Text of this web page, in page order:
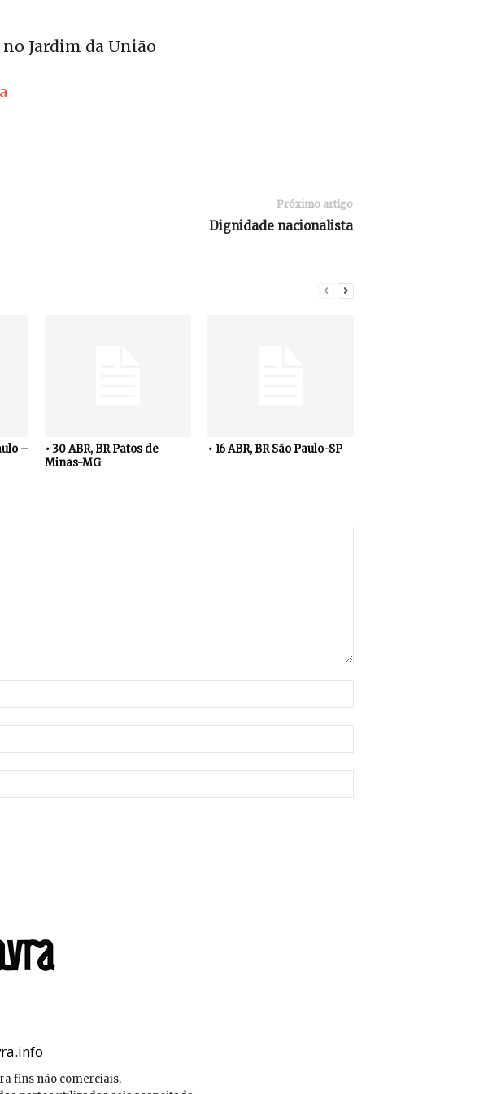
Jardim da União
Próximo artigo
Dignidade nacionalista
–
• 30 ABR, BR Patos de
Minas-MG
• 16 ABR, BR São Paulo-SP
fins não comerciais,